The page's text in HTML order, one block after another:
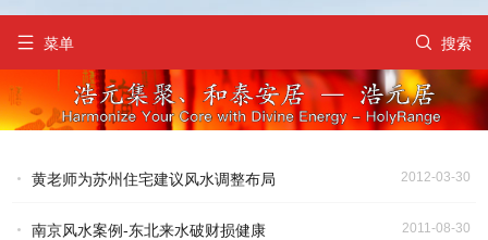
 菜单  搜索
黄老师为苏州住宅建议风水调整布局 2012-03-30
南京风水案例-东北来水破财损健康 2011-08-30